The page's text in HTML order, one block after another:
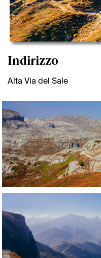
Indirizzo
Alta Via del Sale